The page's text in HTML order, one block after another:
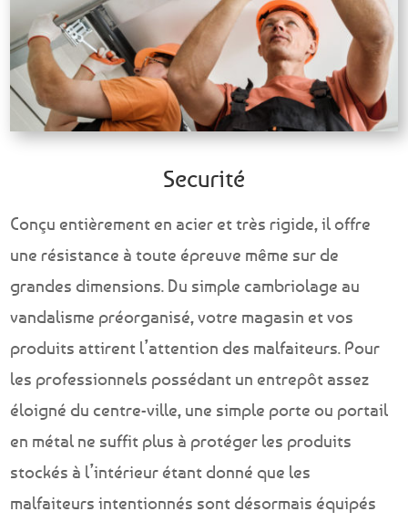
Securité
Conçu entièrement en acier et très rigide, il offre
une résistance à toute épreuve même sur de
grandes dimensions. Du simple cambriolage au
vandalisme préorganisé, votre magasin et vos
produits attirent l’attention des malfaiteurs. Pour
les professionnels possédant un entrepôt assez
éloigné du centre-ville, une simple porte ou portail
en métal ne suffit plus à protéger les produits
stockés à l’intérieur étant donné que les
malfaiteurs intentionnés sont désormais équipés